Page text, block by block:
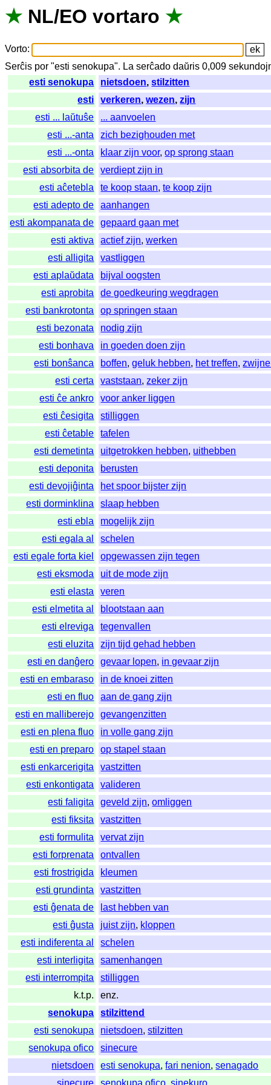
★ NL/EO vortaro ★
Vorto:
Serĉis por "esti senokupa". La serĉado daŭris 0,009
esti senokupa
nietsdoen,stilzitten
esti
verkeren,wezen,zijn
esti ... laŭtuŝe
... aanvoelen
esti ...-anta
zich bezighouden met
esti ...-onta
klaar zijn voor,op sprong staan
esti absorbita de
verdiept zijn in
esti aĉetebla
te koop staan,te koop zijn
esti adepto de
aanhangen
esti akompanata de
gepaard gaan met
esti aktiva
actief zijn,werken
esti alligita
vastliggen
esti aplaŭdata
bijval oogsten
esti aprobita
de goedkeuring wegdragen
esti bankrotonta
op springen staan
esti bezonata
nodig zijn
esti bonhava
in goeden doen zijn
esti bonŝanca
boffen,geluk hebben, het treffen,
esti certa
vaststaan,zeker zijn
esti ĉe ankro
voor anker liggen
esti ĉesigita
stilliggen
esti ĉetable
tafelen
esti demetinta
uitgetrokken hebben, uithebben
esti deponita
berusten
esti devojiĝinta
het spoor bijster zijn
esti dorminklina
slaap hebben
esti ebla
mogelijk zijn
esti egala al
schelen
esti egale forta kiel
opgewassen zijn tegen
esti eksmoda
uit de mode zijn
esti elasta
veren
esti elmetita al
blootstaan aan
esti elreviga
tegenvallen
esti eluzita
zijn tijd gehad hebben
esti en danĝero
gevaar lopen, in gevaar zijn
esti en embaraso
in de knoei zitten
esti en fluo
aan de gang zijn
esti en malliberejo
gevangenzitten
esti en plena fluo
in volle gang zijn
esti en preparo
op stapel staan
esti enkarcerigita
vastzitten
esti enkontigata
valideren
esti faligita
geveld zijn,omliggen
esti fiksita
vastzitten
esti formulita
vervat zijn
esti forprenata
ontvallen
esti frostrigida
kleumen
esti grundinta
vastzitten
esti ĝenata de
last hebben van
esti ĝusta
juist zijn, kloppen
esti indiferenta al
schelen
esti interligita
samenhangen
esti interrompita
stilliggen
k.t.p.
enz.
senokupa
stilzittend
esti senokupa
nietsdoen,stilzitten
senokupa ofico
sinecure
nietsdoen
esti senokupa,fari nenion,senagado